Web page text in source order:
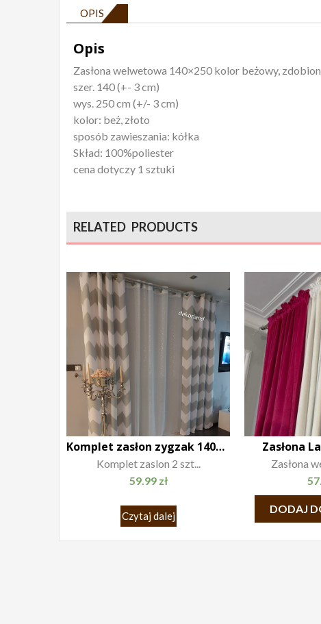
OPIS
Opis
Zasłona welwetowa 140×250 kolor beżowy,
szer. 140 (+- 3 cm)
wys. 250 cm (+/- 3 cm)
kolor: beż, złoto
sposób zawieszania: kółka
Skład: 100%poliester
cena dotyczy 1 sztuki
RELATED PRODUCTS
Komplet zasłon zygzak 140×250
Komplet zaslon 2 szt...
59.99 zł
Czytaj dalej
Zasłona
Zasłona
DODAJ